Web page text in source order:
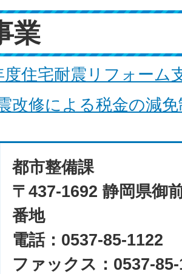
業
度住宅耐震リフォーム
改修による税金の減
都市整備課
〒437-1692 静岡県御
番地
電話：0537-85-1122
ファックス：0537-